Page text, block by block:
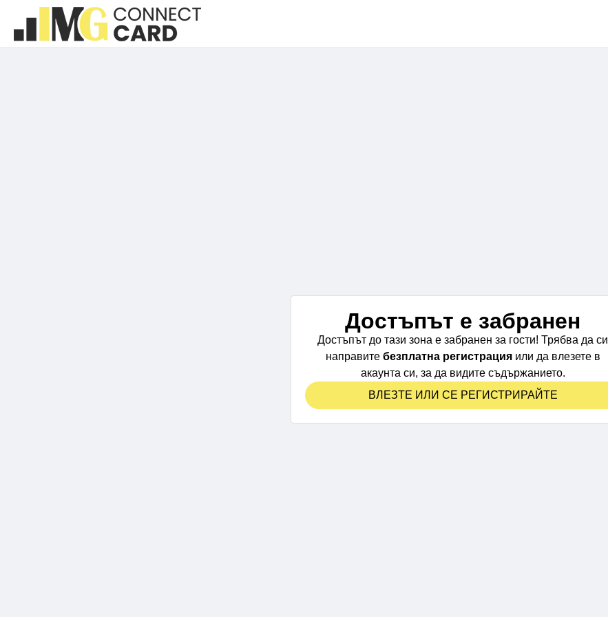
Достъпът е забранен
Достъпът до тази зона е забранен за гости! Трябва да си
направите безплатна регистрацияили да влезете в
акаунта си, за да видите съдържанието.
ВЛЕЗТЕ ИЛИ СЕ РЕГИСТРИРАЙТЕ